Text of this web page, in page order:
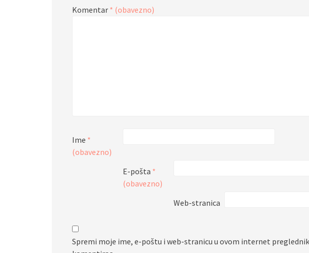
Komentar * (obavezno)
Ime *
(obavezno)
E-pošta *
(obavezno)
Web-stranica
Spremi moje ime, e-poštu i web-stranicu u ovom internet